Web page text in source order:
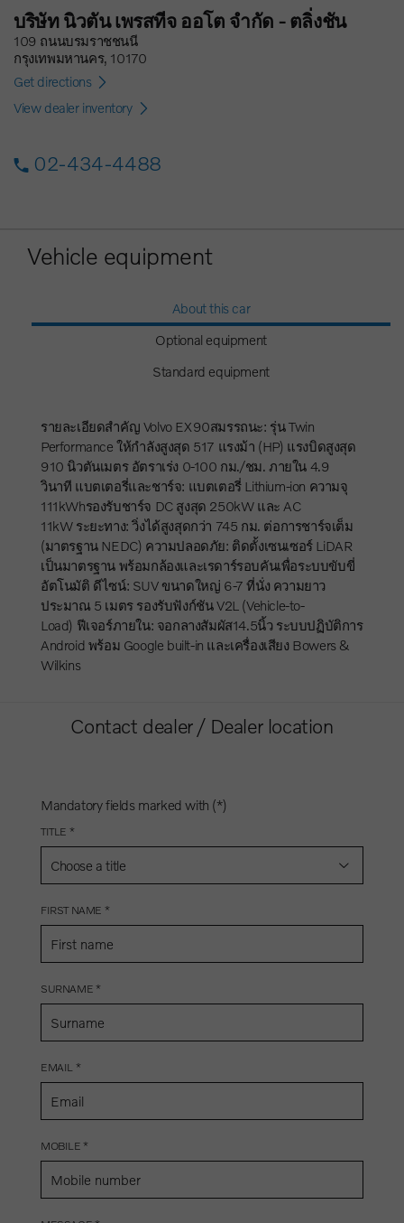
บริษัท นิวตัน เพรสทีจ ออโต จำกัด - ตลิ่งชัน
109 ถนนบรมราชชนนี
กรุงเทพมหานคร, 10170
Get directions
View dealer inventory
02-434-4488
Vehicle equipment
About this car
Optional equipment
Standard equipment
รายละเอียดสำคัญ Volvo EX90สมรรถนะ: รุ่น Twin
Performance ให้กำลังสูงสุด 517 แรงม้า (HP) แรงบิดสูงสุด
910 นิวตันเมตร อัตราเร่ง 0-100 กม./ชม. ภายใน 4.9
วินาที แบตเตอรี่และชาร์จ: แบตเตอรี่ Lithium-ion ความจุ
111kWhรองรับชาร์จ DC สูงสุด 250kW และ AC
11kW ระยะทาง: วิ่งได้สูงสุดกว่า 745 กม. ต่อการชาร์จเต็ม
(มาตรฐาน NEDC) ความปลอดภัย: ติดตั้งเซนเซอร์ LiDAR
เป็นมาตรฐาน พร้อมกล้องและเรดาร์รอบคันเพื่อระบบขับขี่
อัตโนมัติ ดีไซน์: SUV ขนาดใหญ่ 6-7 ที่นั่ง ความยาว
ประมาณ 5 เมตร รองรับฟังก์ชัน V2L (Vehicle-to-
Load) ฟีเจอร์ภายใน: จอกลางสัมผัส14.5นิ้ว ระบบปฏิบัติการ
Android พร้อม Google built-in และเครื่องเสียง Bowers &
Wilkins
Contact dealer / Dealer location
Mandatory fields marked with (*)
TITLE *
Choose a title
FIRST NAME *
SURNAME *
EMAIL *
MOBILE *